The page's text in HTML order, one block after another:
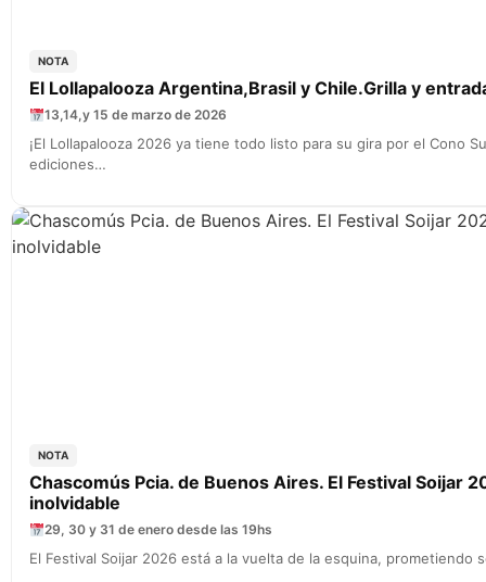
NOTA
El Lollapalooza Argentina,Brasil y Chile.Grilla y
13,14,y 15 de marzo de 2026
¡El Lollapalooza 2026 ya tiene todo listo para su gira por el Cono
ediciones…
NOTA
Chascomús Pcia. de Buenos Aires. El Festival Soijar
inolvidable
29, 30 y 31 de enero desde las 19hs
El Festival Soijar 2026 está a la vuelta de la esquina,